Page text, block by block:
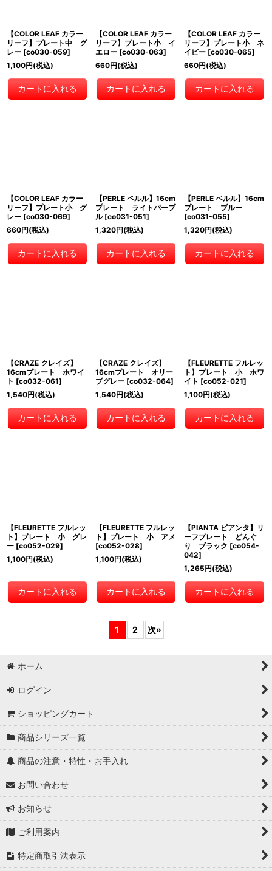
【COLOR LEAF カラー
リーフ】プレート中 グ
レー [co030-059]
1,100円(税込)
カートに入れる
【COLOR LEAF カラー
リーフ】プレート小 イ
エロー [co030-063]
660円(税込)
カートに入れる
【COLOR LEAF カラー
リーフ】プレート小 ネ
イビー [co030-065]
660円(税込)
カートに入れる
【COLOR LEAF カラー
リーフ】プレート小 グ
レー [co030-069]
660円(税込)
カートに入れる
【PERLE ペルル】16cm
プレート ライトパープ
ル [co031-051]
1,320円(税込)
カートに入れる
【PERLE ペルル】16cm
プレート ブルー
[co031-055]
1,320円(税込)
カートに入れる
【CRAZE クレイズ】
16cmプレート ホワイ
ト [co032-061]
1,540円(税込)
カートに入れる
【CRAZE クレイズ】
16cmプレート オリー
ブグレー [co032-064]
1,540円(税込)
カートに入れる
【FLEURETTE フルレッ
ト】プレート 小 ホワ
イト [co052-021]
1,100円(税込)
カートに入れる
【FLEURETTE フルレッ
ト】プレート 小 グレ
ー [co052-029]
1,100円(税込)
カートに入れる
【FLEURETTE フルレッ
ト】プレート 小 アメ
[co052-028]
1,100円(税込)
カートに入れる
【PIANTA ピアンタ】リ
ーフプレート どんぐ
り ブラック [co054-
042]
1,265円(税込)
カートに入れる
1 2 次»
ホーム
ログイン
ショッピングカート
商品シリーズ一覧
商品の注意・特性・お手入れ
お問い合わせ
お知らせ
ご利用案内
特定商取引法表示